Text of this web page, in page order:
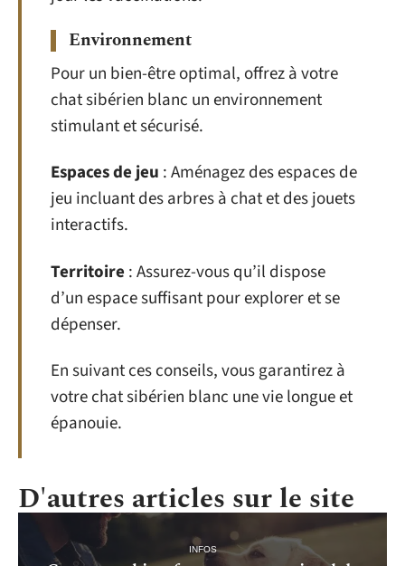
Environnement
Pour un bien-être optimal, offrez à votre
chat sibérien blanc un environnement
stimulant et sécurisé.
Espaces de jeu : Aménagez des espaces de
jeu incluant des arbres à chat et des jouets
interactifs.
Territoire : Assurez-vous qu’il dispose
d’un espace suffisant pour explorer et se
dépenser.
En suivant ces conseils, vous garantirez à
votre chat sibérien blanc une vie longue et
épanouie.
D'autres articles sur le site
INFOS